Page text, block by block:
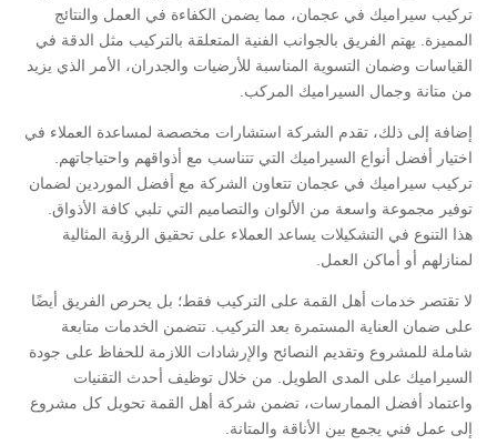
تركيب سيراميك في عجمان، مما يضمن الكفاءة في العمل والنتائج
المميزة. يهتم الفريق بالجوانب الفنية المتعلقة بالتركيب مثل الدقة في
القياسات وضمان التسوية المناسبة للأرضيات والجدران، الأمر الذي يزيد
من متانة وجمال السيراميك المركب.
إضافة إلى ذلك، تقدم الشركة استشارات مخصصة لمساعدة العملاء في
اختيار أفضل أنواع السيراميك التي تتناسب مع أذواقهم واحتياجاتهم.
تركيب سيراميك في عجمان تتعاون الشركة مع أفضل الموردين لضمان
توفير مجموعة واسعة من الألوان والتصاميم التي تلبي كافة الأذواق.
هذا التنوع في التشكيلات يساعد العملاء على تحقيق الرؤية المثالية
لمنازلهم أو أماكن العمل.
لا تقتصر خدمات أهل القمة على التركيب فقط؛ بل يحرص الفريق أيضًا
على ضمان العناية المستمرة بعد التركيب. تتضمن الخدمات متابعة
شاملة للمشروع وتقديم النصائح والإرشادات اللازمة للحفاظ على جودة
السيراميك على المدى الطويل. من خلال توظيف أحدث التقنيات
واعتماد أفضل الممارسات، تضمن شركة أهل القمة تحويل كل مشروع
إلى عمل فني يجمع بين الأناقة والمتانة.